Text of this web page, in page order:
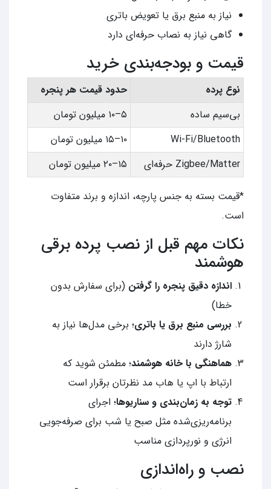
نیاز به منبع برق یا تعویض باتری
گاهی نیاز به نصاب حرفه‌ای دارد
قیمت و بودجه‌بندی خرید
نوع پرده
حدود قیمت هر پنجره
بی‌سیم ساده
۵–۱۰ میلیون تومان
Wi-Fi/Bluetooth
۱۰–۱۵ میلیون تومان
Zigbee/Matter حرفه‌ای
۱۵–۲۰ میلیون تومان
*قیمت بسته به جنس پارچه، اندازه و برند متفاوت
است.
نکات مهم قبل از نصب پرده برقی
هوشمند
اندازه دقیق پنجره را گرفتن (برای سفارش بدون
خطا)
بررسی منبع برق یا باتری؛ برخی مدل‌ها نیاز به
شارژ دارند
هماهنگی با خانه هوشمند؛ مطمئن شوید که
ارتباط با اپ یا هاب مد نظرتان برقرار است
توجه به زمان‌بندی و سناریوها؛ اجرای
برنامه‌ریزی‌شده مثل صبح یا شب برای صرفه‌جویی
انرژی و نورپردازی مناسب
نصب و راه‌اندازی